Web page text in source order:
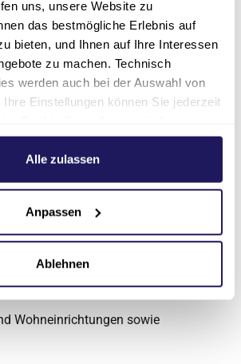
uns, unsere Website zu
das bestmögliche Erlebnis auf
bieten, und Ihnen auf Ihre Interessen
zu machen. Technisch
werden auch bei der Auswahl von
Einstellungen können Sie jederzeit
hierzu finden Sie in unserer
.
Alle zulassen
Anpassen
Ablehnen
Diakonie gAG ist das größte
Gesundheits- und
in der Region Berlin und
Über 11.740
leisten moderne Medizin,
christlich-diakonischen
Der Träger betreibt
Vorpommern, Thüringen
mit einem vielfältigen
Bereichen:
und ambulante
Wohneinrichtungen sowie